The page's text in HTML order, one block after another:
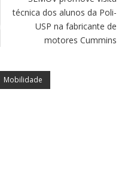
técnica dos alunos da Poli-
USP na fabricante de
motores Cummins
Mobilidade